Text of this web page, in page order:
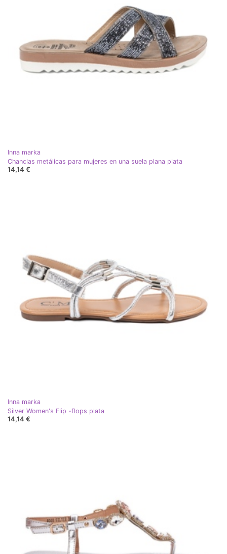
Inna marka
Chanclas metálicas para mujeres en una suela plana plata
14,14 €
Inna marka
Silver Women's Flip -flops plata
14,14 €